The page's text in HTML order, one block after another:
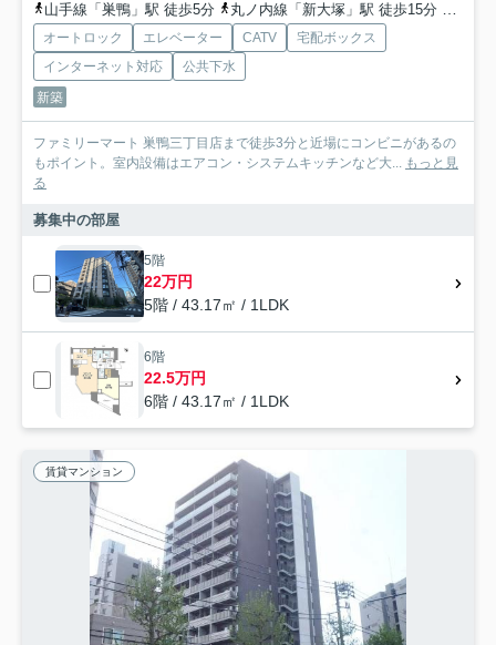
山手線「巣鴨」駅 徒歩5分
丸ノ内線「新大塚」駅 徒歩15分 都営
オートロック エレベーター CATV
宅配ボックス
インターネット対応
公共下水
新築
ファミリーマート 巣鴨三丁目店まで徒歩3分と近場にコンビニがあるの
もポイント。室内設備はエアコン・システムキッチンなど大... もっと見
る
募集中の部屋
5階
22万円
5階 / 43.17㎡ / 1LDK
6階
22.5万円
6階 / 43.17㎡ / 1LDK
賃貸マンション